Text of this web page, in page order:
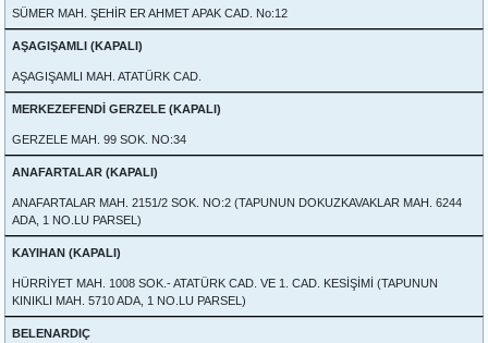
SÜMER MAH. ŞEHİR ER AHMET APAK CAD. No:12
AŞAGIŞAMLI (KAPALI)
AŞAGIŞAMLI MAH. ATATÜRK CAD.
MERKEZEFENDİ GERZELE (KAPALI)
GERZELE MAH. 99 SOK. NO:34
ANAFARTALAR (KAPALI)
ANAFARTALAR MAH. 2151/2 SOK. NO:2 (TAPUNUN DOKUZKAVAKLAR MAH. 6244
ADA, 1 NO.LU PARSEL)
KAYIHAN (KAPALI)
HÜRRİYET MAH. 1008 SOK.- ATATÜRK CAD. VE 1. CAD. KESİŞİMİ (TAPUNUN
KINIKLI MAH. 5710 ADA, 1 NO.LU PARSEL)
BELENARDIÇ